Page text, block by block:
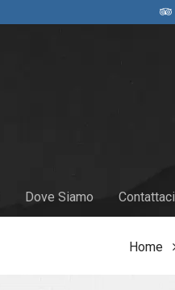
Dove Siamo Contattaci
Home